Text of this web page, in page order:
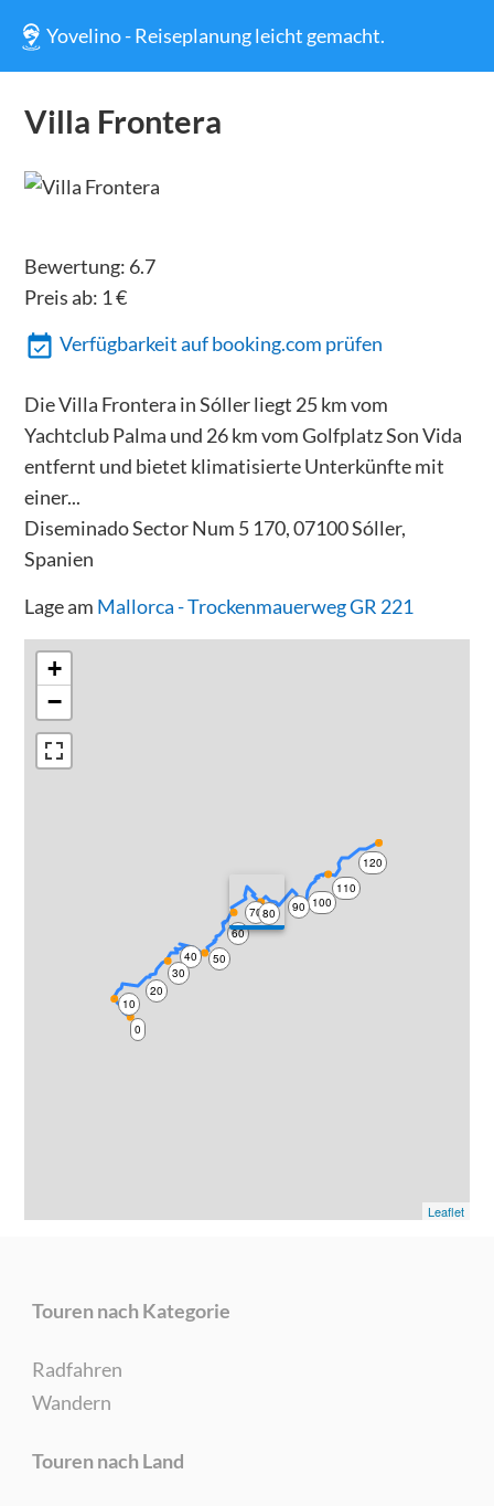
Yovelino - Reiseplanung leicht gemacht.
Villa Frontera
Bewertung: 6.7
Preis ab: 1€
Verfügbarkeit auf booking.com prüfen
Die Villa Frontera in Sóller liegt 25 km vom
Yachtclub Palma und 26 km vom Golfplatz Son Vida
entfernt und bietet klimatisierte Unterkünfte mit
einer...
Diseminado Sector Num 5 170, 07100 Sóller,
Spanien
Lage am Mallorca - Trockenmauerweg GR 221
0
10
20
30
40 50
60
7080 90 100
110
120
+
−
Leaflet
Touren nach Kategorie
Radfahren
Wandern
Touren nach Land